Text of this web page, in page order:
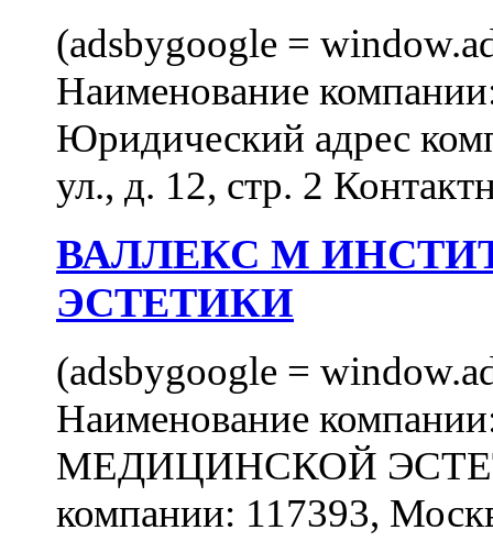
(adsbygoogle =
Наименование
Юридический адрес
ул., д. 12, стр. 2
ВАЛЛЕКС М
ЭСТЕТИКИ
(adsbygoogle =
Наименование
МЕДИЦИНСКОЙ
компании: 117393,